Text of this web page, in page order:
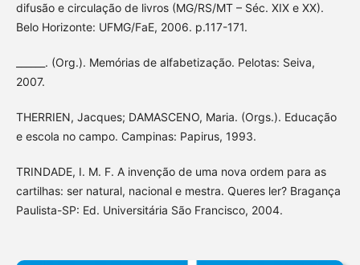
difusão e circulação de livros (MG/RS/MT – Séc. XIX e XX).
Belo Horizonte: UFMG/FaE, 2006. p.117-171.
______. (Org.). Memórias de alfabetização. Pelotas: Seiva,
2007.
THERRIEN, Jacques; DAMASCENO, Maria. (Orgs.). Educação
e escola no campo. Campinas: Papirus, 1993.
TRINDADE, I. M. F. A invenção de uma nova ordem para as
cartilhas: ser natural, nacional e mestra. Queres ler? Bragança
Paulista-SP: Ed. Universitária São Francisco, 2004.